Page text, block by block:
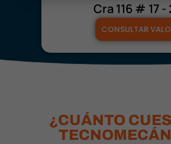
Cra 116 # 17 -
CONSULTAR
¿CUÁNTO